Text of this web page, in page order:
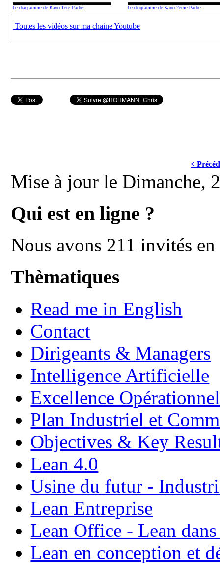
Le diagramme de Kano 1ere Partie Le diagramme de Kano 2eme Partie
Toutes les vidéos sur ma chaine Youtube
<
Mise à jour le Dimanche,
Qui est en ligne ?
Nous avons 211 invités
Thèmatiques
Read me in English
Contact
Dirigeants & Managers
Intelligence Artificielle
Excellence
Plan Industriel et
Objectives & Key
Lean 4.0
Usine du futur -
Lean Entreprise
Lean Office - Lean
Lean en conception et